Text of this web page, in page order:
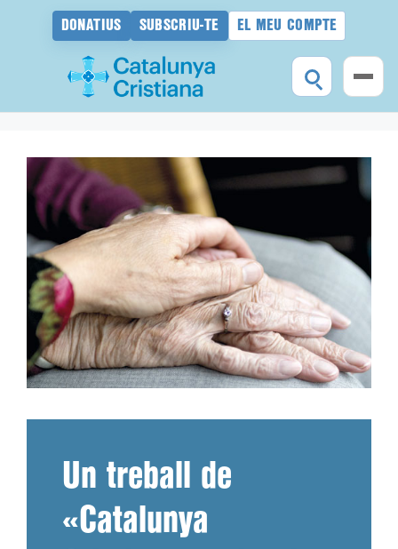
DONATIUS SUBSCRIU-TE EL MEU COMPTE
contingut
Un treball de
«Catalunya